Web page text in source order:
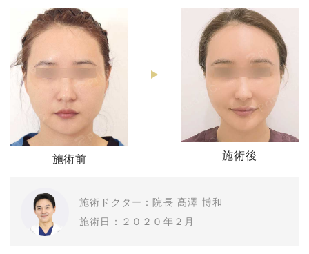
施術前 施術後
施術ドクター：院長 髙澤 博和
施術日：２０２０年２月